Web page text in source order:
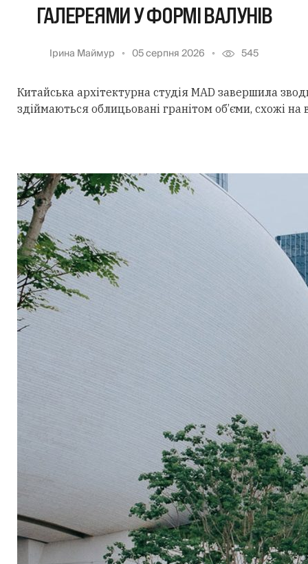
ГАЛЕРЕЯМИ У ФОРМІ ВАЛУНІВ
Ірина Маймур 05 серпня 2026 545
Китайська архітектурна студія MAD завершила
здіймаються облицьовані гранітом об’єми, схожі